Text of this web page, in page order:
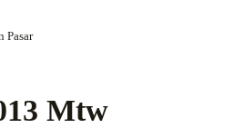
Pasar
Mtw